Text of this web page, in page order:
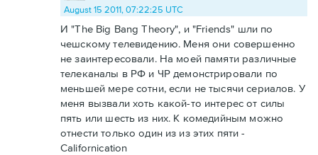
August 15 2011, 07:22:25 UTC
И "The Big Bang Theory", и "Friends" шли по
чешскому телевидению. Меня они совершенно
не заинтересовали. На моей памяти различные
телеканалы в РФ и ЧР демонстрировали по
меньшей мере сотни, если не тысячи сериалов. У
меня вызвали хоть какой-то интерес от силы
пять или шесть из них. К комедийным можно
отнести только один из из этих пяти -
Californication